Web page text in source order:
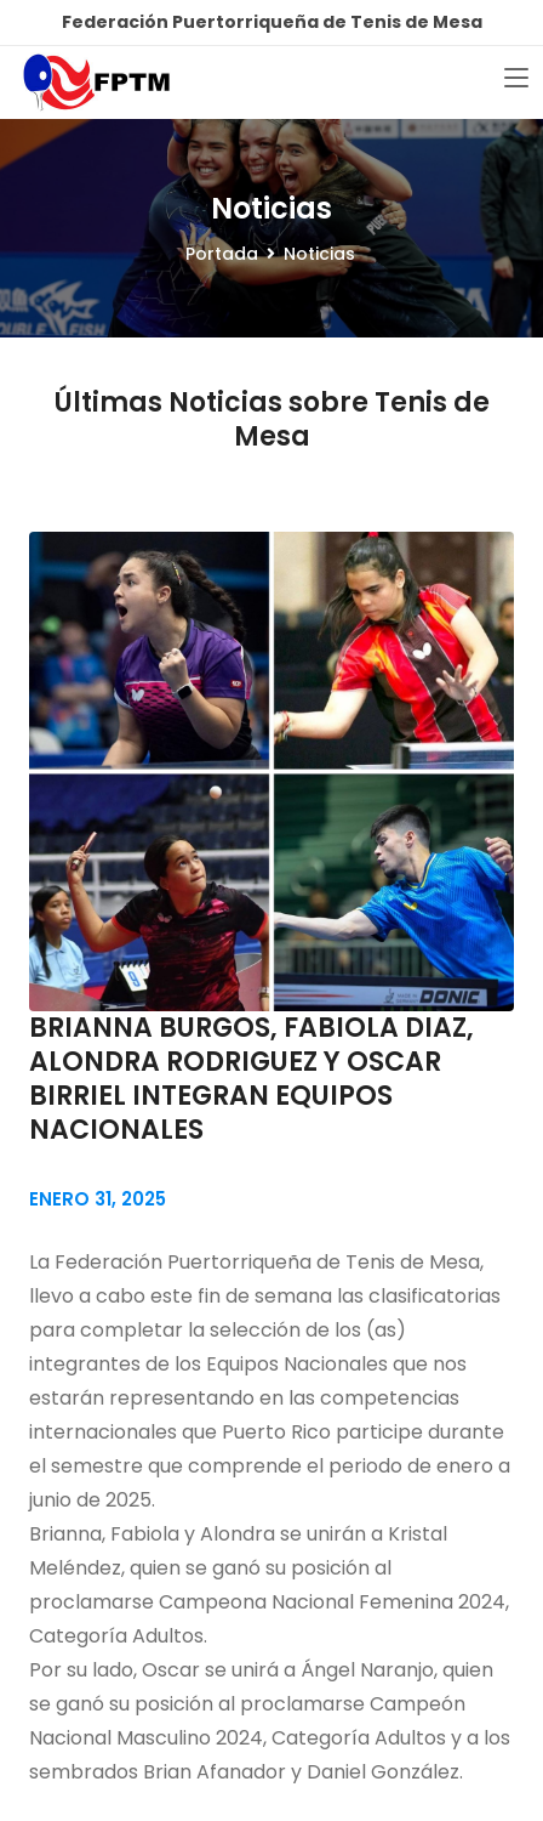
Federación Puertorriqueña de Tenis de Mesa
Noticias
Portada Noticias
Últimas Noticias sobre Tenis de
Mesa
BRIANNA BURGOS, FABIOLA DIAZ,
ALONDRA RODRIGUEZ Y OSCAR
BIRRIEL INTEGRAN EQUIPOS
NACIONALES
ENERO 31, 2025
La Federación Puertorriqueña de Tenis de Mesa,
llevo a cabo este fin de semana las clasificatorias
para completar la selección de los (as)
integrantes de los Equipos Nacionales que nos
estarán representando en las competencias
internacionales que Puerto Rico participe durante
el semestre que comprende el periodo de enero a
junio de 2025.
Brianna, Fabiola y Alondra se unirán a Kristal
Meléndez, quien se ganó su posición al
proclamarse Campeona Nacional Femenina 2024,
Categoría Adultos.
Por su lado, Oscar se unirá a Ángel Naranjo, quien
se ganó su posición al proclamarse Campeón
Nacional Masculino 2024, Categoría Adultos y a los
sembrados Brian Afanador y Daniel González.